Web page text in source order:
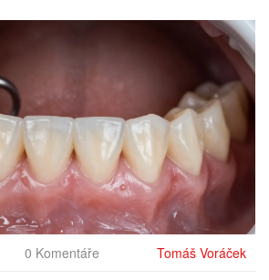
0 Komentáře Tomáš Voráček